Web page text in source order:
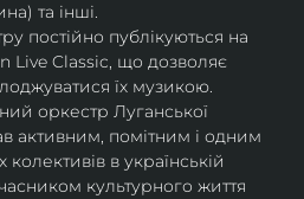
та інші.
постійно публікуються на
Live Classic, що дозволяє
їх музикою​.
оркестр Луганської
активним, помітним і одним
в українській
культурного життя